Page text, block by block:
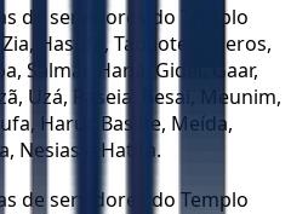
de servidores do Templo
Hasufa, Tabaote, Queros,
Salmai, Hanã, Gidel, Gaar,
Uzá, Paseia, Besai, Meunim,
Harur, Baslite, Meída,
Nesias e Hatifa.
de servidores do Templo